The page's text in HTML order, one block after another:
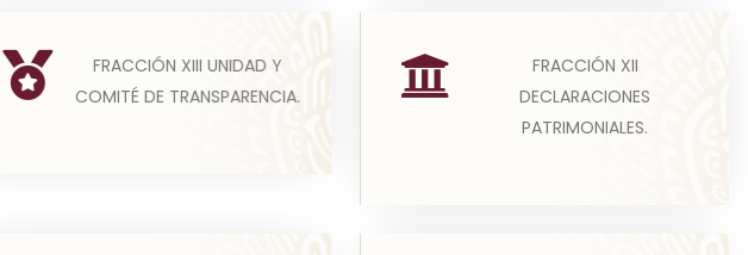
FRACCIÓN XIII UNIDAD Y
COMITÉ DE TRANSPARENCIA.
(a) Todos los sujetos obligados
publicarán la información
necesaria para que las pers...
FRACCIÓN XII
DECLARACIONES
PATRIMONIALES.
Los sujetos obligados deberán
publicar la versión pública,
aprobada por el Comité de...